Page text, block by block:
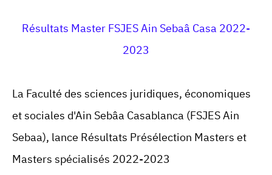
Résultats Master FSJES Ain Sebaâ Casa 2022-
2023
LaFaculté des sciences juridiques, économiques
et sociales d'Ain Sebâa Casablanca (FSJES Ain
Sebaa), lance Résultats Présélection Masters et
Masters spécialisés 2022-2023